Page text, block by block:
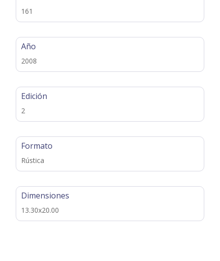
161
Año
2008
Edición
2
Formato
Rústica
Dimensiones
13.30x20.00